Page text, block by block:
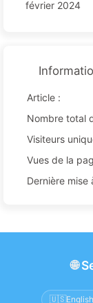
février 2024
Article :
Nombre total
Visiteurs
Vues de la
Dernière mise
🌐
🇺🇸English